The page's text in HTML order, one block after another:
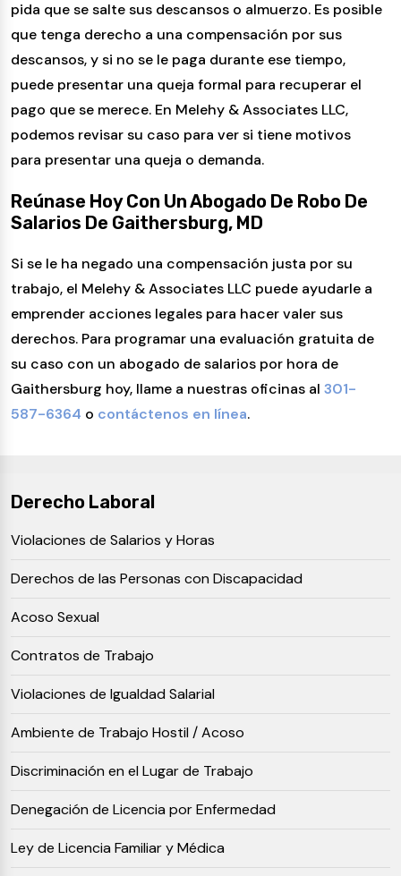
pida que se salte sus descansos o almuerzo. Es posible
que tenga derecho a una compensación por sus
descansos, y si no se le paga durante ese tiempo,
puede presentar una queja formal para recuperar el
pago que se merece. En Melehy & Associates LLC,
podemos revisar su caso para ver si tiene motivos
para presentar una queja o demanda.
Reúnase Hoy Con Un Abogado De Robo De
Salarios De Gaithersburg, MD
Si se le ha negado una compensación justa por su
trabajo, el Melehy & Associates LLC puede ayudarle a
emprender acciones legales para hacer valer sus
derechos. Para programar una evaluación gratuita de
su caso con un abogado de salarios por hora de
Gaithersburg hoy, llame a nuestras oficinas al 301-
587-6364 o contáctenos en línea.
Derecho Laboral
Violaciones de Salarios y Horas
Derechos de las Personas con Discapacidad
Acoso Sexual
Contratos de Trabajo
Violaciones de Igualdad Salarial
Ambiente de Trabajo Hostil / Acoso
Discriminación en el Lugar de Trabajo
Denegación de Licencia por Enfermedad
Ley de Licencia Familiar y Médica